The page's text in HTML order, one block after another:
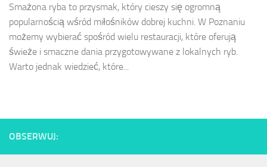
Smażona ryba to przysmak, który cieszy się ogromną
popularnością wśród miłośników dobrej kuchni. W Poznaniu
możemy wybierać spośród wielu restauracji, które oferują
świeże i smaczne dania przygotowywane z lokalnych ryb.
Warto jednak wiedzieć, które...
OBSERWUJ: